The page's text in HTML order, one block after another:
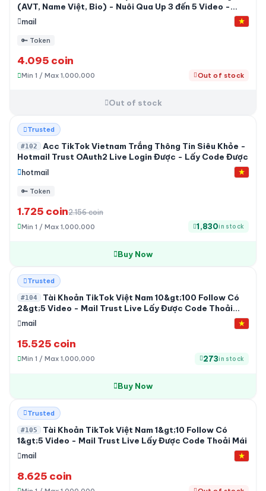
(AVT, Name Việt, Bio) - Nuôi Qua Up 3 đến 5 Video -
Mail Live Đọc Được Code
mail
🔑 Token
4.095 coin
Min 1 / Max 1,000,000 Out of stock
Out of stock
-20%Trusted
#102
Acc TikTok Vietnam Trắng Thông Tin Siêu Khỏe -
Hotmail Trust OAuth2 Live Login Được - Lấy Code Được
hotmail
🔑 Token
1.725 coin2.156 coin
Min 1 / Max 1,000,000 1,830in stock
Buy Now
HOTTrusted
#104
Tài Khoản TikTok Việt Nam 10&gt;100 Follow Có
2&gt;5 Video - Mail Trust Live Lấy Được Code Thoải
Máimail
15.525 coin
Min 1 / Max 1,000,000 273in stock
Buy Now
Out of stock / Under maintenance
Trusted
#105
Tài Khoản TikTok Việt Nam 1&gt;10 Follow Có
1&gt;5 Video - Mail Trust Live Lấy Được Code Thoải Mái
mail
8.625 coin